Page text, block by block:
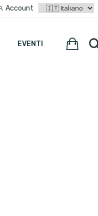
Account
EVENTI